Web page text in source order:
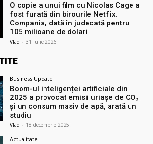
O copie a unui film cu Nicolas Cage a
fost furată din birourile Netflix.
Compania, dată în judecată pentru
105 milioane de dolari
Vlad - 31 iulie 2026
Business Update
Boom-ul inteligenței artificiale din
2025 a provocat emisii uriașe de CO₂
și un consum masiv de apă, arată un
studiu
Vlad - 18 decembrie 2025
Actualitate